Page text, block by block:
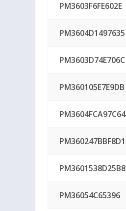
PM3603F6FE602E
PM3604D1497635
PM3603D74E706C
PM360105E7E9DB
PM3604FCA97C64
PM360247BBF8D1
PM3601538D25B8
PM36054C65396